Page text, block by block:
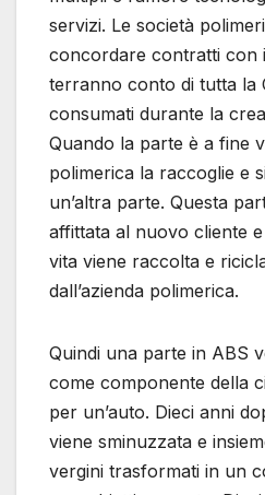
servizi. Le società
concordare contratti con
terranno conto di tutta la
consumati durante la
Quando la parte è a fine
polimerica la raccoglie e
un’altra parte. Questa
affittata al nuovo cliente
vita viene raccolta e
dall’azienda polimerica.
Quindi una parte in ABS
come componente della
per un’auto. Dieci anni
viene sminuzzata e
vergini trasformati in un